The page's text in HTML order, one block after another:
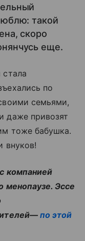
такой
скоро
еще.
по
семьями,
даже привозят
тоже бабушка.
внуков!
компанией
менопаузе. Эссе
по этой